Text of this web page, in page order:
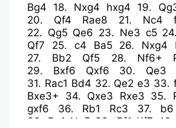
Bg4
18. Nxg4 hxg4 19.
20. Qf4 Rae8 21. Nc4
22. Qg5 Qe6 23. Ne3 c5
Qf7
25. c4 Ba5 26. Nxg4
27. Bb2 Qf5 28. Nf6+
29. Bxf6 Qxf6 30. Qe3
31. Rac1 Bd4 32. Qe2 e3 33.
Bxe3+
34. Qxe3 Rxe3 35.
gxf6
36. Rb1 Rc3 37. b6
38. Re1 Ne5 39. Rf1 Kf7 40.